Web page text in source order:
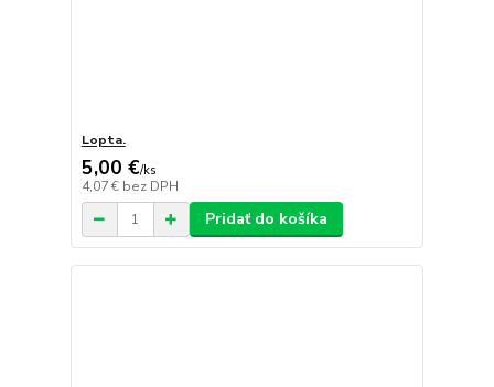
Lopta.
5,00 €/ks
4,07 € bez DPH
Pridať do košíka